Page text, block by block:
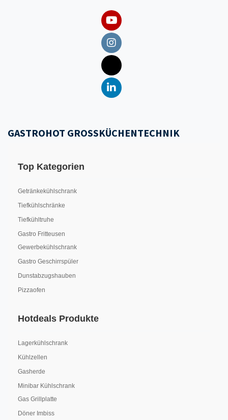
GASTROHOT GROSSKÜCHENTECHNIK
Top Kategorien
Getränkekühlschrank
Tiefkühlschränke
Tiefkühltruhe
Gastro Fritteusen
Gewerbekühlschrank
Gastro Geschirrspüler
Dunstabzugshauben
Pizzaofen
Hotdeals Produkte
Lagerkühlschrank
Kühlzellen
Gasherde
Minibar Kühlschrank
Gas Grillplatte
Döner Imbiss